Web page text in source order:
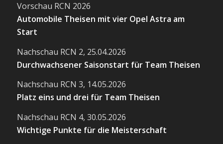
Vorschau RCN 2026
Automobile Theisen mit vier Opel Astra am
Start
Nachschau RCN 2, 25.04.2026
Durchwachsener Saisonstart für Team Theisen
Nachschau RCN 3, 14.05.2026
Platz eins und drei für Team Theisen
Nachschau RCN 4, 30.05.2026
Wichtige Punkte für die Meisterschaft